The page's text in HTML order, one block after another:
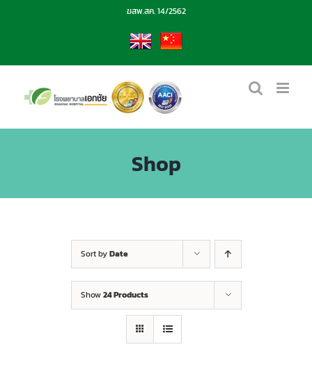
ฆสพ.สค. 14/2562
EN CN
Shop
Sort byDate
Show24 Products